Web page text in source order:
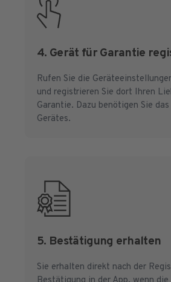
4. Gerät für Garantie
Rufen Sie die
und registrieren Sie dort Ihren
Garantie. Dazu benötigen Sie
Gerätes.
5. Bestätigung erhalten
Sie erhalten direkt nach der